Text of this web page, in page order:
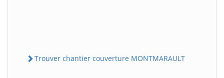
Trouver chantier couverture MONTMARAULT